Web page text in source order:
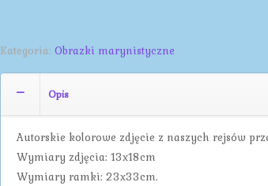
Kategoria: Obrazki marynistyczne
Opis
Autorskie kolorowe zdjęcie z naszych rejsów
Wymiary zdjęcia: 13x18cm
Wymiary ramki: 23x33cm.